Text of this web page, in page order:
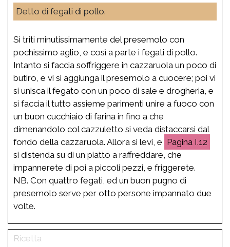
Detto di fegati di pollo.
Si triti minutissimamente del presemolo con
pochissimo aglio, e così a parte i fegati di pollo.
Intanto si faccia soffriggere in cazzaruola un poco di
butiro, e vi si aggiunga il presemolo a cuocere; poi vi
si unisca il fegato con un poco di sale e drogheria, e
si faccia il tutto assieme parimenti unire a fuoco con
un buon cucchiaio di farina in fino a che
dimenandolo col cazzuletto si veda distaccarsi dal
fondo della cazzaruola. Allora si levi, e
I.12
si distenda su di un piatto a raffreddare, che
impannerete di poi a piccoli pezzi, e friggerete.
NB. Con quattro fegati, ed un buon pugno di
presemolo serve per otto persone impannato due
volte.